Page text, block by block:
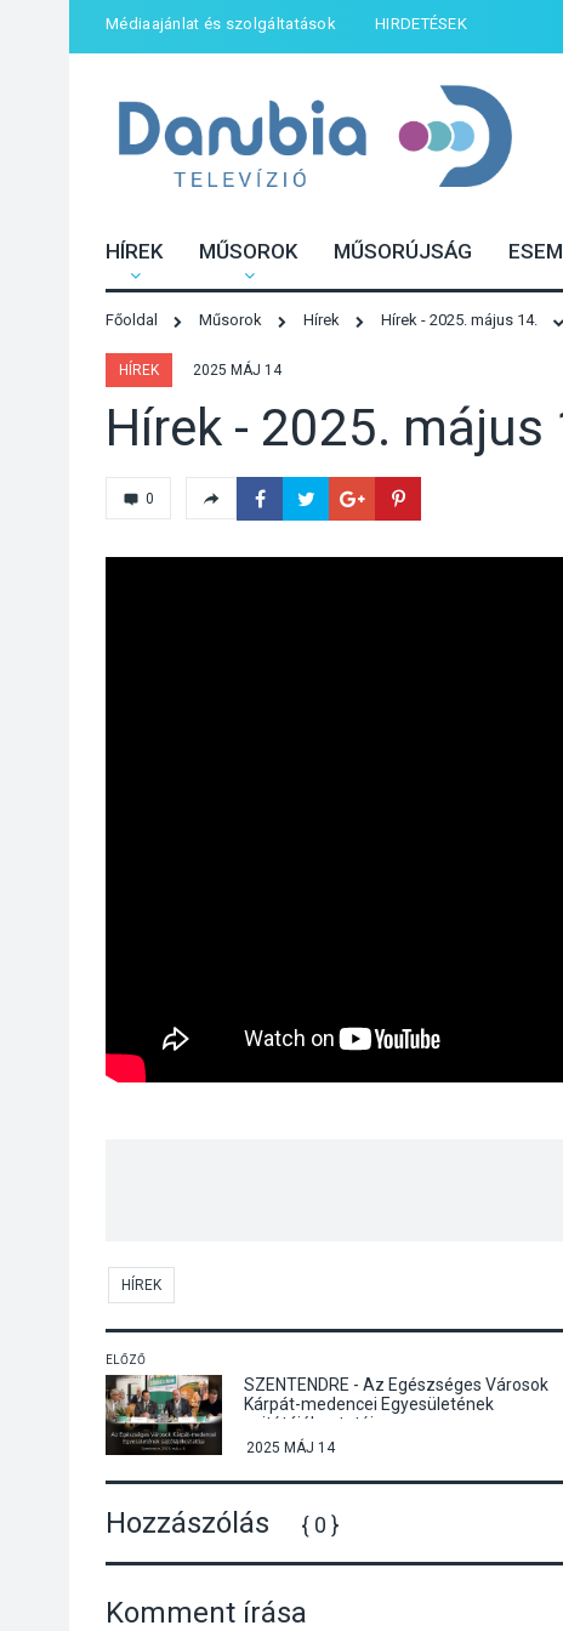
Médiaajánlat és szolgáltatások HIRDETÉSEK
HÍREK MŰSOROK MŰSORÚJSÁG
Főoldal Műsorok Hírek Hírek - 2025. május 14.
HÍREK 2025 MÁJ 14
Hírek - 2025. május
0
HÍREK
ELŐZŐ
SZENTENDRE - Az Egészséges Városok
Kárpát-medencei Egyesületének
sajtótájékoztatója
2025 MÁJ 14
Hozzászólás { 0 }
Komment írása